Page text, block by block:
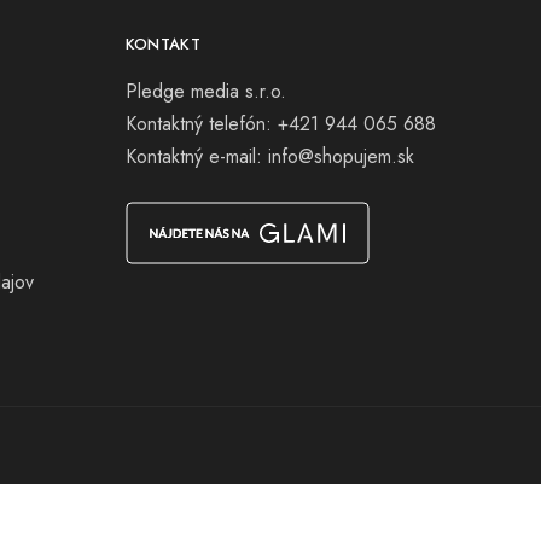
KONTAKT
Pledge media s.r.o.
Kontaktný telefón: +421 944 065 688
Kontaktný e-mail: info@shopujem.sk